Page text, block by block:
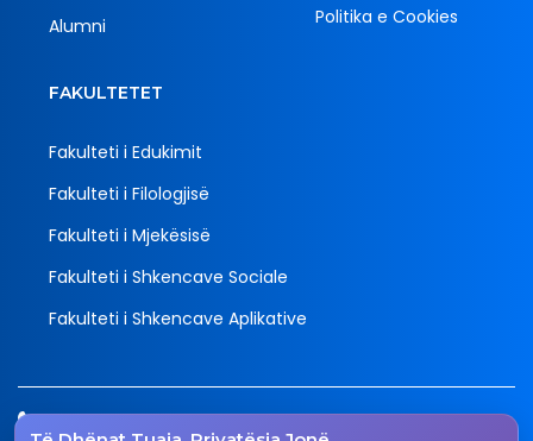
Alumni
Politika e Cookies
FAKULTETET
Fakulteti i Edukimit
Fakulteti i Filologjisë
Fakulteti i Mjekësisë
Fakulteti i Shkencave Sociale
Fakulteti i Shkencave Aplikative
Tel.